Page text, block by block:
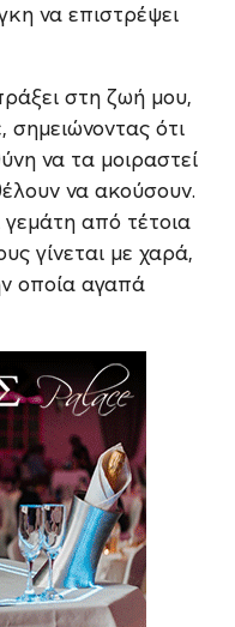
να επιστρέψει
στη ζωή μου,
σημειώνοντας ότι
να τα μοιραστεί
να ακούσουν.
από τέτοια
γίνεται με χαρά,
οποία αγαπά